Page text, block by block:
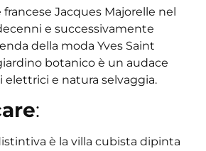
Jacques Majorelle nel
e successivamente
della moda Yves Saint
botanico è un audace
elettrici e natura selvaggia.
:
è la villa cubista dipinta